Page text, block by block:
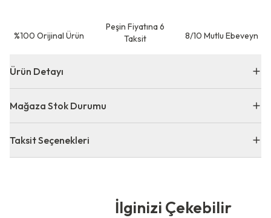
⁠%100 Orijinal Ürün
Peşin Fiyatına 6
Taksit
8/10 Mutlu Ebeveyn
Ürün Detayı
Mağaza Stok Durumu
Taksit Seçenekleri
İlginizi Çekebilir